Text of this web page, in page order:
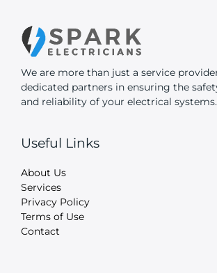
We are more than just a service
dedicated partners in ensuring the
and reliability of your electrical systems.
Useful Links
About Us
Services
Privacy Policy
Terms of Use
Contact